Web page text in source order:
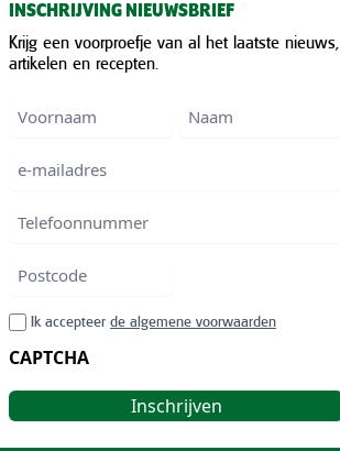
INSCHRIJVING NIEUWSBRIEF
Krijg een voorproefje van al het laatste nieuws,
artikelen en recepten.
Voornaam
Telefoonnummer
Postcode
ZIP
/
Postal
Code
RGPDIk accepteer de algemene voorwaarden
CAPTCHA